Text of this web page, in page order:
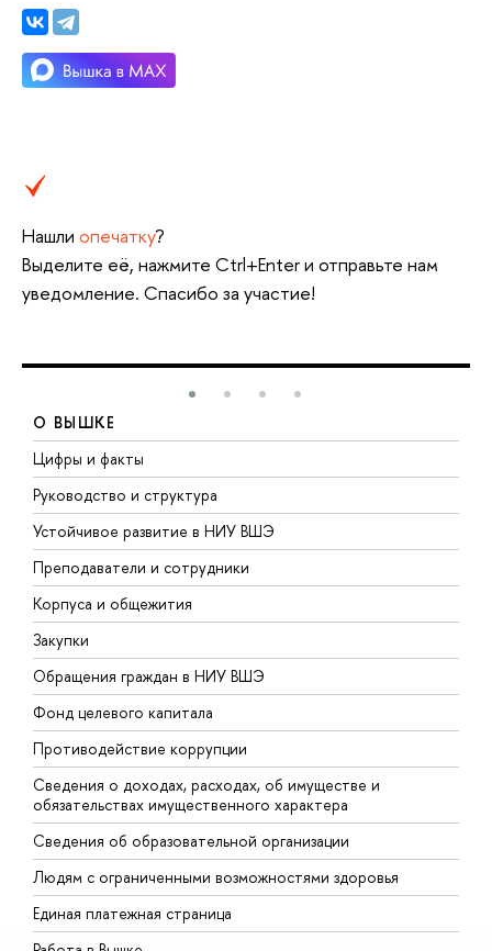
Нашли опечатку?
Выделите её, нажмите Ctrl+Enter и отправьте нам
уведомление. Спасибо за участие!
О ВЫШКЕ
Цифры и факты
Руководство и структура
Устойчивое развитие в НИУ ВШЭ
Преподаватели и сотрудники
Корпуса и общежития
Закупки
Обращения граждан в НИУ ВШЭ
Фонд целевого капитала
Противодействие коррупции
Сведения о доходах, расходах, об имуществе и
обязательствах имущественного характера
Сведения об образовательной организации
Людям с ограниченными возможностями здоровья
Единая платежная страница